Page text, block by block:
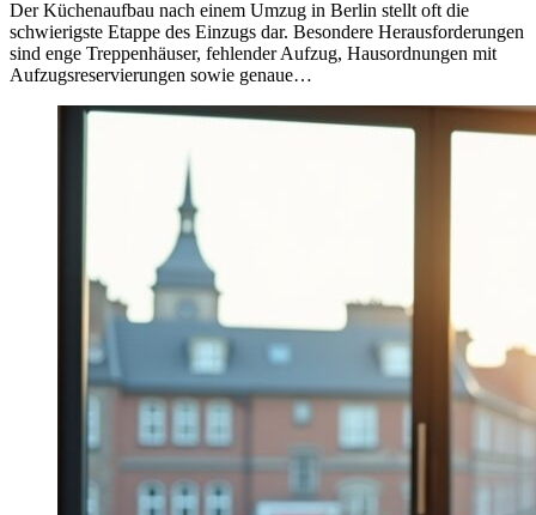
Der Küchenaufbau nach einem Umzug in Berlin stellt oft die
schwierigste Etappe des Einzugs dar. Besondere Herausforderungen
sind enge Treppenhäuser, fehlender Aufzug, Hausordnungen mit
Aufzugsreservierungen sowie genaue…